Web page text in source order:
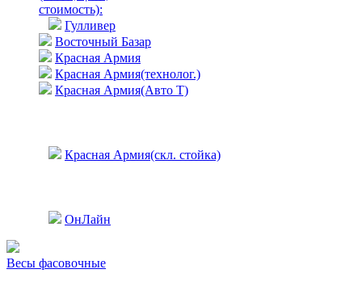
стоимость):
Гулливер
Восточный Базар
Красная Армия
Красная Армия(технолог.)
Красная Армия(Авто Т)
Красная Армия(скл. стойка)
ОнЛайн
Весы фасовочные